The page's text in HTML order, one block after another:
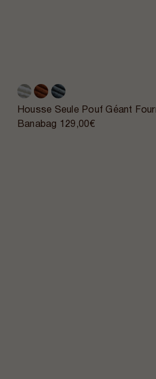
Housse Seule Pouf Géant
Banabag 129,00€